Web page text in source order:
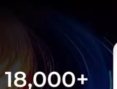
ดีสหรัฐฯ จะต้อง
แทนราษฎร
วุฒิสภาทั้งหมด
มือ ความเสี่ยง
ภาผู้แทนราษฎร
บดีก็ตาม